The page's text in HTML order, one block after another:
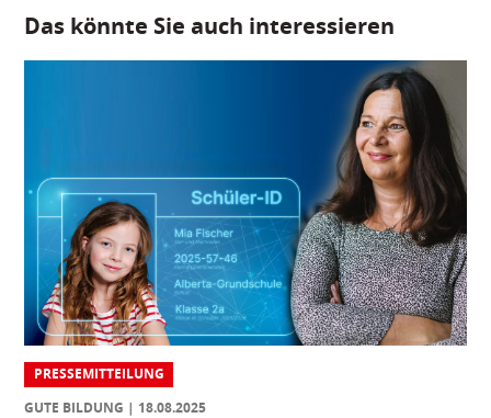
Das könnte Sie auch interessieren
PRESSEMITTEILUNG
GUTE BILDUNG
18.08.2025